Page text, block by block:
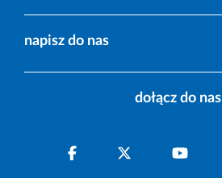
napisz do nas
dołącz do nas